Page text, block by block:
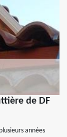
de DF
années